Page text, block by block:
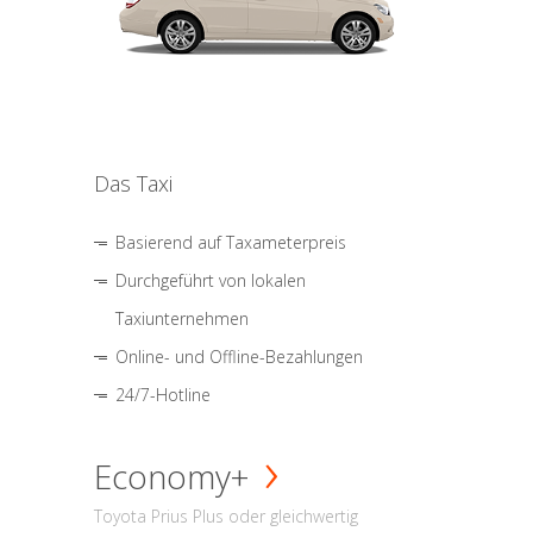
Das Taxi
Basierend auf Taxameterpreis
Durchgeführt von lokalen
Taxiunternehmen
Online- und Offline-Bezahlungen
24/7-Hotline
Economy+
Toyota Prius Plus oder gleichwertig